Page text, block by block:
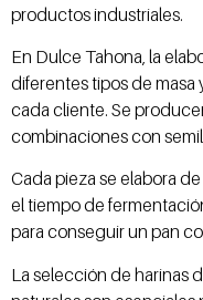
productos industriales.
En Dulce Tahona, la
diferentes tipos de masa
cada cliente. Se
combinaciones con
Cada pieza se elabora
el tiempo de
para conseguir un pan
La selección de harinas